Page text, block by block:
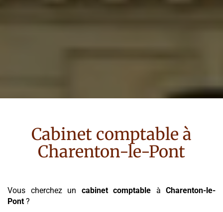
Cabinet comptable à
Charenton-le-Pont
Vous cherchez un cabinet comptable à Charenton-le-
Pont ?